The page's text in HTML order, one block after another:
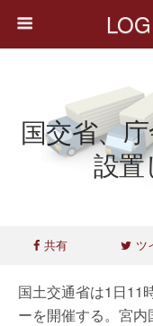
国交省、
設置
共有 ツ
国土交通省は1日11
ーを開催する。宮